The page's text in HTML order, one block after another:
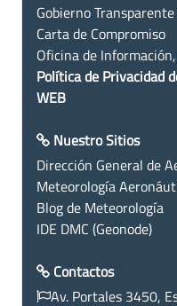
Gobierno Transparente
Carta de Compromiso
Oficina de
Política de Privacidad
WEB
Nuestro Sitios
Dirección General de
Meteorología
Blog de Meteorología
IDE DMC (Geonode)
Contactos
Av. Portales 3450,